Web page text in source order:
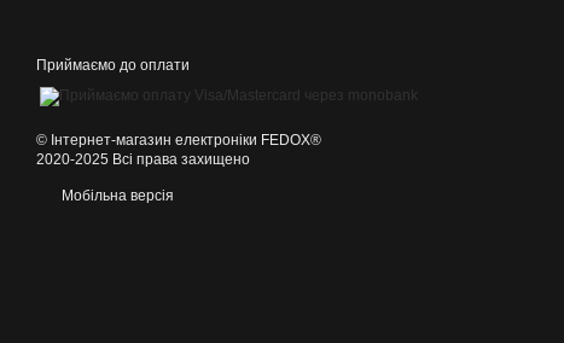
Приймаємо до оплати
©️ Інтернет-магазин електроніки FEDOX®
2020-2025 Всі права захищено
Мобільна версія